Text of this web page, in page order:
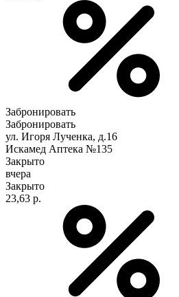
Забронировать
Забронировать
ул. Игоря Лученка, д.16
Искамед Аптека №135
Закрыто
вчера
Закрыто
23,63 р.